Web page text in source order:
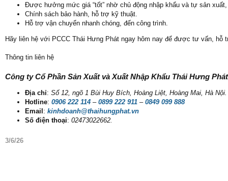
Được hưởng mức giá “tốt” nhờ chủ động nhập khẩu và tự sản
Chính sách bảo hành, hỗ trợ kỹ thuật.
Hỗ trợ vận chuyển nhanh chóng, đến công trình.
Hãy liên hệ với PCCC Thái Hưng Phát ngay hôm nay để được tư vấn, hỗ
Thông tin liên hệ
Công ty Cổ Phần Sản Xuất và Xuất Nhập Khẩu Thái Hưng Phát
Địa chỉ: Số 12, ngõ 1 Bùi Huy Bích, Hoàng Liệt, Hoàng Mai, Hà Nội.
Hotline: 0906 222 114 – 0899 222 911 – 0849 099 888
Email : kinhdoanh@thaihungphat.vn
Số điện thoại: 02473022662.
3/6/26